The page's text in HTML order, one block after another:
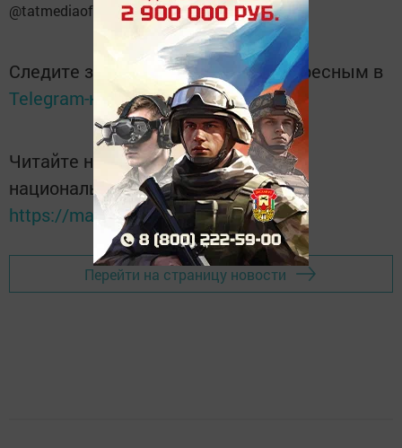
@tatmediaofficial
Следите за самым важным и интересным в
Telegram-каналеТатмедиа
Читайте новости Татарстана в
национальном мессенджере MАХ:
https://max.ru/tatmedia
Перейти на страницу новости